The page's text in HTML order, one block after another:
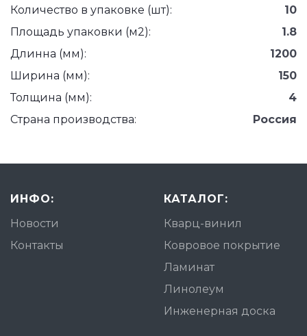
Количество в упаковке (шт):
10
Площадь упаковки (м2):
1.8
Длинна (мм):
1200
Ширина (мм):
150
Толщина (мм):
4
Страна производства:
Россия
ИНФО:
Новости
Контакты
КАТАЛОГ:
Кварц-винил
Ковровое покрытие
Ламинат
Линолеум
Инженерная доска